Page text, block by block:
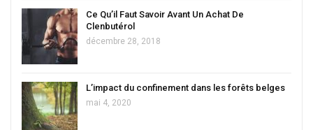
Ce Qu’il Faut Savoir Avant Un Achat De
Clenbutérol
décembre 28, 2018
L’impact du confinement dans les forêts belges
mai 4, 2020